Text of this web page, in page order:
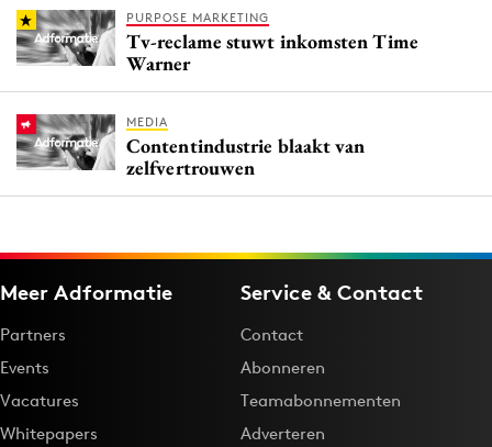
PURPOSE MARKETING
Tv-reclame stuwt inkomsten Time
Warner
MEDIA
Contentindustrie blaakt van
zelfvertrouwen
Meer Adformatie
Partners
Events
Vacatures
Whitepapers
Service & Contact
Contact
Abonneren
Teamabonnementen
Adverteren